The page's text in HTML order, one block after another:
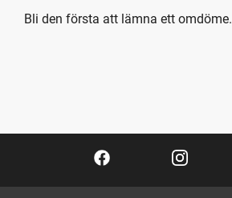
Bli den första att lämna ett omdöme.